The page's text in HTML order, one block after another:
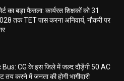
का बड़ा फैसला: कार्यरत शिक्षकों को 31
तक TET पास करना अनिवार्य, नौकरी पर
Bus: CG के इस जिले में जल्द दौड़ेंगी 50 AC
करने में जनता की होगी भागीदारी